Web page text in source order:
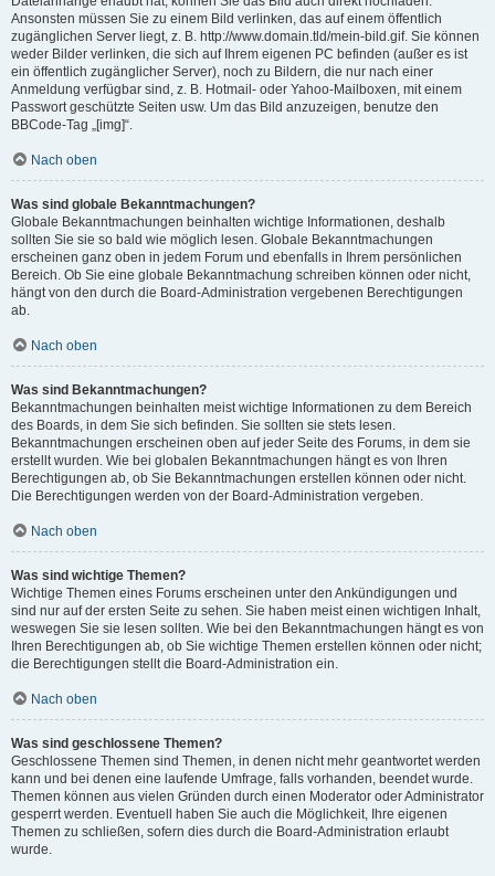
Ansonsten müssen Sie zu einem Bild verlinken, das auf einem öffentlich
zugänglichen Server liegt, z. B. http://www.domain.tld/mein-bild.gif. Sie können
weder Bilder verlinken, die sich auf Ihrem eigenen PC befinden (außer es ist
ein öffentlich zugänglicher Server), noch zu Bildern, die nur nach einer
Anmeldung verfügbar sind, z. B. Hotmail- oder Yahoo-Mailboxen, mit einem
Passwort geschützte Seiten usw. Um das Bild anzuzeigen, benutze den
BBCode-Tag „[img]“.
Nach oben
Was sind globale Bekanntmachungen?
Globale Bekanntmachungen beinhalten wichtige Informationen, deshalb
sollten Sie sie so bald wie möglich lesen. Globale Bekanntmachungen
erscheinen ganz oben in jedem Forum und ebenfalls in Ihrem persönlichen
Bereich. Ob Sie eine globale Bekanntmachung schreiben können oder nicht,
hängt von den durch die Board-Administration vergebenen Berechtigungen
ab.
Nach oben
Was sind Bekanntmachungen?
Bekanntmachungen beinhalten meist wichtige Informationen zu dem Bereich
des Boards, in dem Sie sich befinden. Sie sollten sie stets lesen.
Bekanntmachungen erscheinen oben auf jeder Seite des Forums, in dem sie
erstellt wurden. Wie bei globalen Bekanntmachungen hängt es von Ihren
Berechtigungen ab, ob Sie Bekanntmachungen erstellen können oder nicht.
Die Berechtigungen werden von der Board-Administration vergeben.
Nach oben
Was sind wichtige Themen?
Wichtige Themen eines Forums erscheinen unter den Ankündigungen und
sind nur auf der ersten Seite zu sehen. Sie haben meist einen wichtigen Inhalt,
weswegen Sie sie lesen sollten. Wie bei den Bekanntmachungen hängt es von
Ihren Berechtigungen ab, ob Sie wichtige Themen erstellen können oder nicht;
die Berechtigungen stellt die Board-Administration ein.
Nach oben
Was sind geschlossene Themen?
Geschlossene Themen sind Themen, in denen nicht mehr geantwortet werden
kann und bei denen eine laufende Umfrage, falls vorhanden, beendet wurde.
Themen können aus vielen Gründen durch einen Moderator oder Administrator
gesperrt werden. Eventuell haben Sie auch die Möglichkeit, Ihre eigenen
Themen zu schließen, sofern dies durch die Board-Administration erlaubt
wurde.